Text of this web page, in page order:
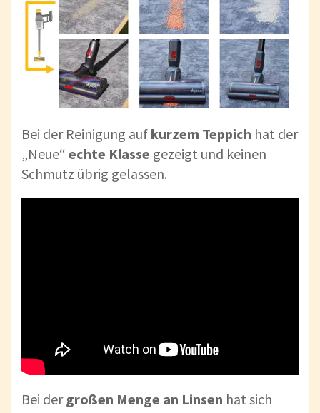
Bei der Reinigung auf kurzem Teppich hat der
„Neue“ echte Klasse gezeigt und keinen
Schmutz übrig gelassen.
Bei der großen Menge an Linsen hat sich